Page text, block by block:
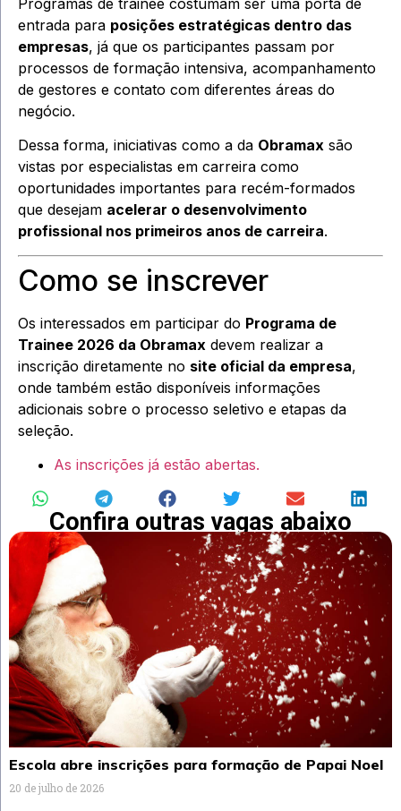
entrada para posições estratégicas dentro das
empresas, já que os participantes passam por
processos de formação intensiva, acompanhamento
de gestores e contato com diferentes áreas do
negócio.
Dessa forma, iniciativas como a da Obramax são
vistas por especialistas em carreira como
oportunidades importantes para recém-formados
que desejam acelerar o desenvolvimento
profissional nos primeiros anos de carreira.
Como se inscrever
Os interessados em participar do Programa de
Trainee 2026 da Obramax devem realizar a
inscrição diretamente no site oficial da empresa,
onde também estão disponíveis informações
adicionais sobre o processo seletivo e etapas da
seleção.
As inscrições já estão abertas.
Confira outras vagas abaixo
Escola abre inscrições para formação de Papai Noel
20 de julho de 2026